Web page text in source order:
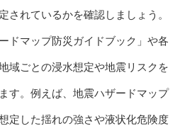
されているかを確認しましょう。
ドマップ防災ガイドブック」や各
域ごとの浸水想定や地震リスクを
す。例えば、地震ハザードマップ
定した揺れの強さや液状化危険度